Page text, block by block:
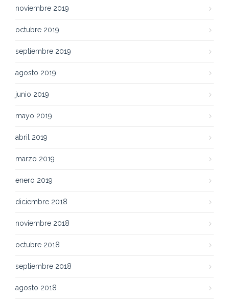
noviembre 2019
octubre 2019
septiembre 2019
agosto 2019
junio 2019
mayo 2019
abril 2019
marzo 2019
enero 2019
diciembre 2018
noviembre 2018
octubre 2018
septiembre 2018
agosto 2018